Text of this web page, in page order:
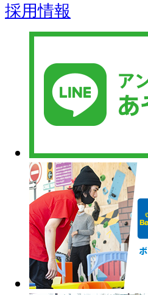
採用情報